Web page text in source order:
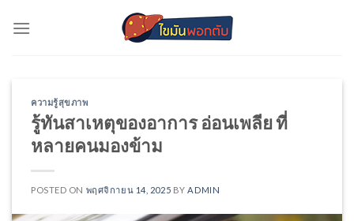
ความรู้สุขภาพ
รู้ทันสาเหตุของอาการ อ่อนเพลีย ที่
หลายคนมองข้าม
POSTED ON พฤศจิกายน 14, 2025 BY ADMIN